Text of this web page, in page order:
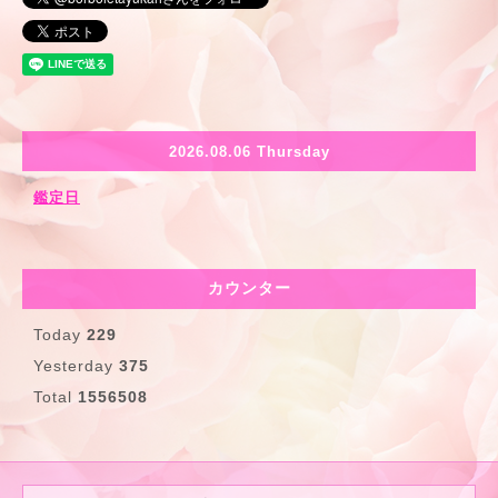
2026.08.06 Thursday
鑑定日
カウンター
Today 229
Yesterday 375
Total 1556508